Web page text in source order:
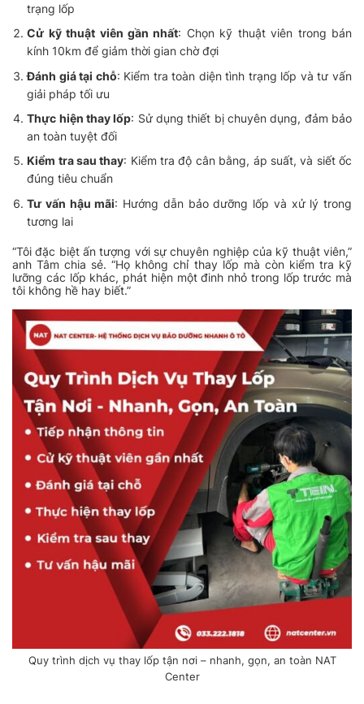
trạng lốp
Cử kỹ thuật viên gần nhất: Chọn kỹ thuật viên trong bán
kính 10km để giảm thời gian chờ đợi
Đánh giá tại chỗ: Kiểm tra toàn diện tình trạng lốp và tư vấn
giải pháp tối ưu
Thực hiện thay lốp: Sử dụng thiết bị chuyên dụng, đảm bảo
an toàn tuyệt đối
Kiểm tra sau thay: Kiểm tra độ cân bằng, áp suất, và siết ốc
đúng tiêu chuẩn
Tư vấn hậu mãi: Hướng dẫn bảo dưỡng lốp và xử lý trong
tương lai
“Tôi đặc biệt ấn tượng với sự chuyên nghiệp của kỹ thuật viên,”
anh Tâm chia sẻ. “Họ không chỉ thay lốp mà còn kiểm tra kỹ
lưỡng các lốp khác, phát hiện một đinh nhỏ trong lốp trước mà
tôi không hề hay biết.”
Quy trình dịch vụ thay lốp tận nơi – nhanh, gọn, an toàn NAT
Center